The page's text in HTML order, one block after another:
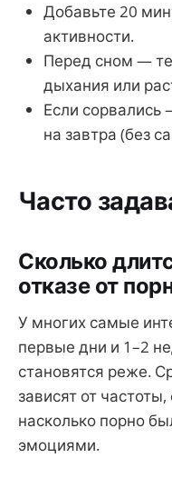
Добавьте 20
активности.
Перед сном —
дыхания или
Если
на завтра (без
Часто
Сколько
отказе от
У многих самые
первые дни и 1–2
становятся реже.
зависят от
насколько порно
эмоциями.